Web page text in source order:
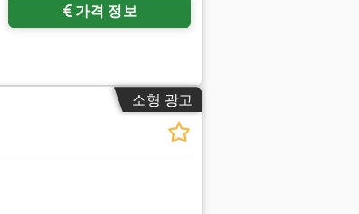
가격 정보
소형 광고